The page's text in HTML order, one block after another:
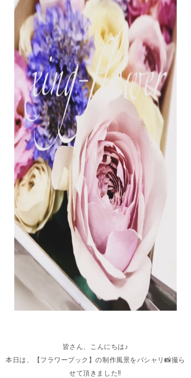
皆さん、こんにちは♪
本日は、【フラワーブック】の制作風景をパシャリ📸撮ら
せて頂きました‼︎